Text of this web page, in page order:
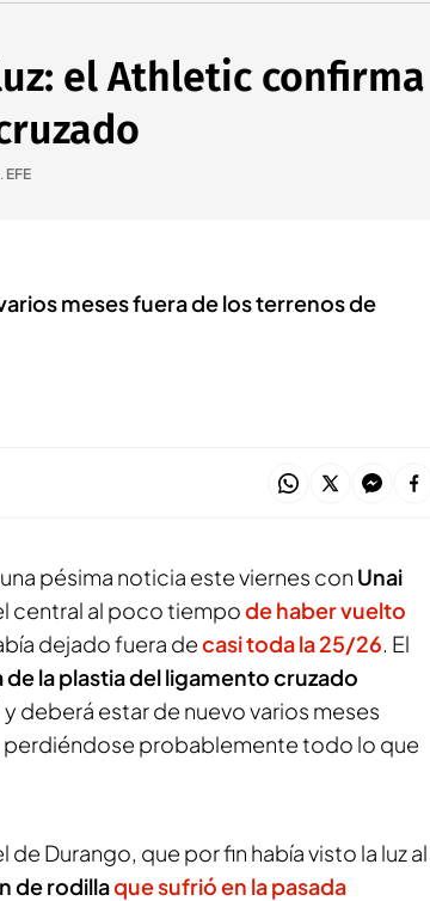
el Athletic
. EFE
meses fuera de los terrenos de
pésima noticia este viernes con Unai
central al poco tiempode haber vuelto
dejado fuera decasi toda la 25/26. El
la plastia del ligamento cruzado
y deberá estar de nuevo varios meses
probablemente todo lo que
Durango, que por fin había visto la luz al
de rodillaque sufrió en la pasada